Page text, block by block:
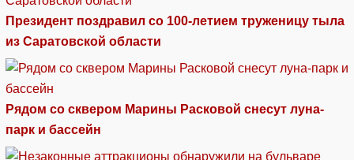
Президент поздравил со 100-летием труженицу тыла
из Саратовской области
Рядом со сквером Марины Расковой снесут луна-
парк и бассейн